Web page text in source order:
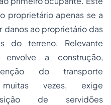
proprietário apenas se a
danos ao proprietário das
do terreno. Relevante
a construção,
do transporte
vezes, exige
de servidões